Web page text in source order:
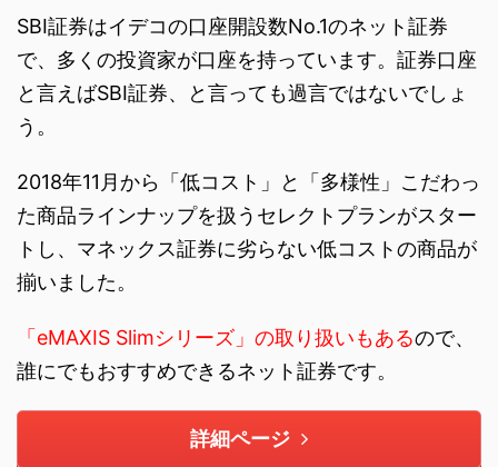
SBI証券はイデコの口座開設数No.1のネット証券
で、多くの投資家が口座を持っています。証券口座
と言えばSBI証券、と言っても過言ではないでしょ
う。
2018年11月から「低コスト」と「多様性」こだわっ
た商品ラインナップを扱うセレクトプランがスター
トし、マネックス証券に劣らない低コストの商品が
揃いました。
「eMAXIS Slimシリーズ」の取り扱いもあるので、
誰にでもおすすめできるネット証券です。
詳細ページ